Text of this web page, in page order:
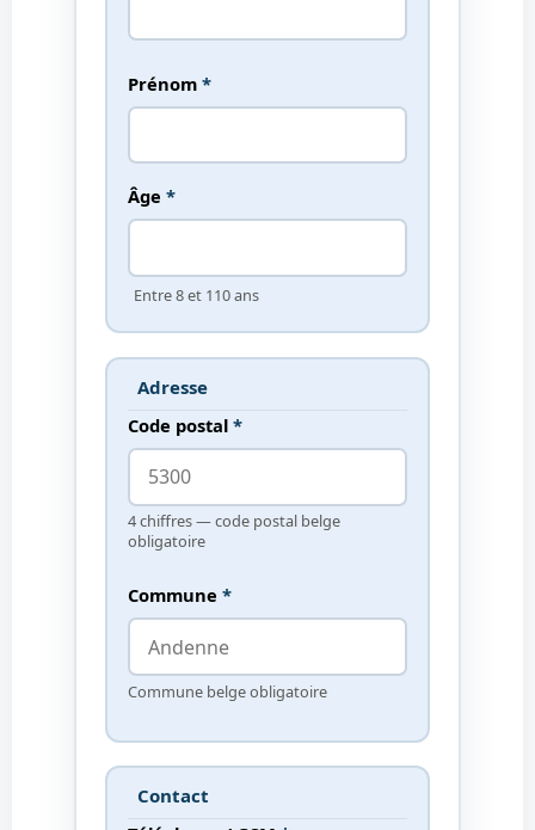
Prénom *
Âge *
Entre 8 et 110 ans
Adresse
Code postal *
4 chiffres — code postal belge
obligatoire
Commune *
Commune belge obligatoire
Contact